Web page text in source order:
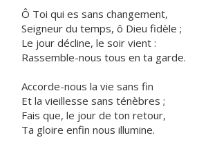
Ô Toi qui es sans changement,
Seigneur du temps, ô Dieu fidèle ;
Le jour décline, le soir vient :
Rassemble-nous tous en ta garde.
Accorde-nous la vie sans fin
Et la vieillesse sans ténèbres ;
Fais que, le jour de ton retour,
Ta gloire enfin nous illumine.